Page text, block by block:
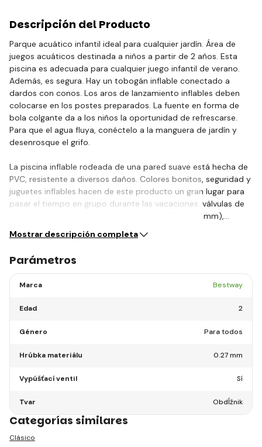
Descripción del Producto
Parque acuático infantil ideal para cualquier jardín. Área de
juegos acuáticos destinada a niños a partir de 2 años. Esta
piscina es adecuada para cualquier juego infantil de verano.
Además, es segura. Hay un tobogán inflable conectado a
dardos con conos. Los aros de lanzamiento inflables deben
colocarse en los postes preparados. La fuente en forma de
bola colgante da a los niños la oportunidad de refrescarse.
Para que el agua fluya, conéctelo a la manguera de jardín y
desenrosque el grifo.
La piscina inflable rodeada de una pared suave está hecha de
PVC, resistente a diversos daños. Colores bonitos, seguridad y
juguetes inflables hacen de este producto un gran lugar para
pasar el tiempo en grupo durante las vacaciones. válvulas de
seguridad, vinilo probado y resistente (0,27 / 0,26 mm),…
Mostrar descripción completa
Parámetros
Marca Bestway
Edad 2
Género Para todos
Hrúbka materiálu 0.27 mm
Vypúšťací ventil Sí
Tvar Obdĺžnik
Categorías similares
Clásico